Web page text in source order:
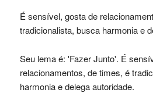
É sensível, gosta de
tradicionalista, busca harmonia e
Seu lema é: 'Fazer Junto'. É
relacionamentos, de times, é
harmonia e delega autoridade.